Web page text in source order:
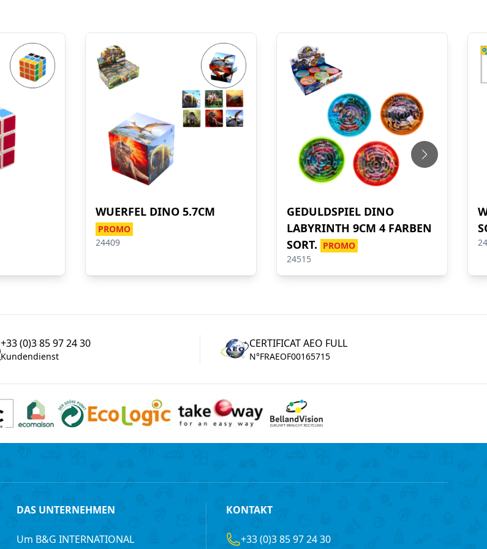
WUERFEL DINO 5.7CM
PROMO
24409
GEDULDSPIEL DINO
LABYRINTH 9CM 4 FARBEN
SORT. PROMO
24515
+33 (0)3 85 97 24 30
Kundendienst
CERTIFICAT AEO FULL
N°FRAEOF00165715
DAS UNTERNEHMEN
Um B&G INTERNATIONAL
KONTAKT
+33 (0)3 85 97 24 30